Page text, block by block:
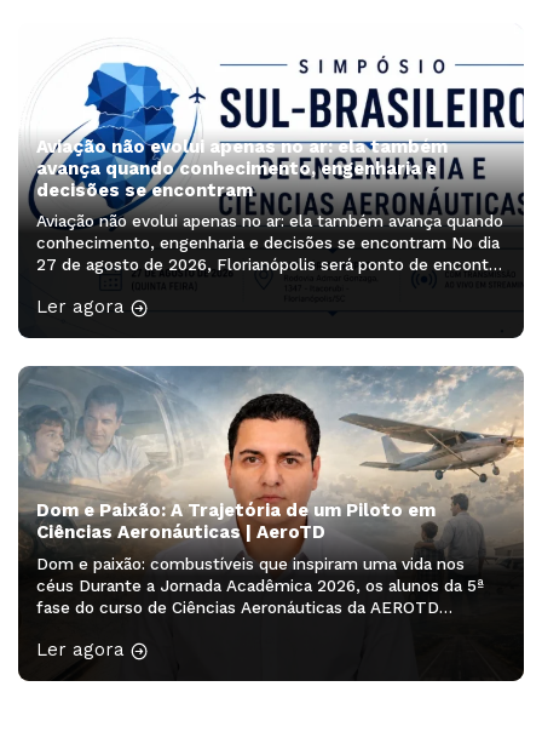
Aviação não evolui apenas no ar: ela também
avança quando conhecimento, engenharia e
decisões se encontram
Aviação não evolui apenas no ar: ela também avança quando
conhecimento, engenharia e decisões se encontram No dia
27 de agosto de 2026, Florianópolis será ponto de encontro
de profissionais, pesquisadores, estudantes e lideranças
que ajudam a pensar os próximos caminhos da aviação. O
Ler agora
Dom e Paixão: A Trajetória de um Piloto em
Ciências Aeronáuticas | AeroTD
Dom e paixão: combustíveis que inspiram uma vida nos
céus Durante a Jornada Acadêmica 2026, os alunos da 5ª
fase do curso de Ciências Aeronáuticas da AEROTD
edição”, ministrado pela professora Drª Franciele Rodrigues
Ler agora